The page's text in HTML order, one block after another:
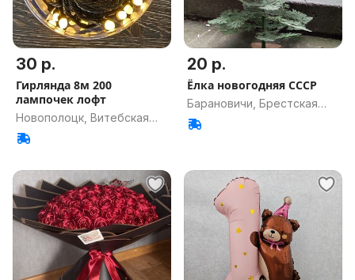
30 р.
Гирлянда 8м 200
лампочек лофт
Новополоцк, Витебская
обл.
20 р.
Ёлка новогодняя СССР
Барановичи, Брестская
обл.